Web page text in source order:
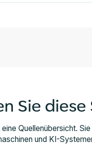
Sie diese
Quellenübersicht.
und KI-